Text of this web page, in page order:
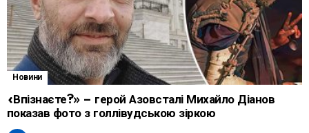
Новини
«Впізнаєте?» – герой Азовсталі Михайло Діанов
показав фото з голлівудською зіркою